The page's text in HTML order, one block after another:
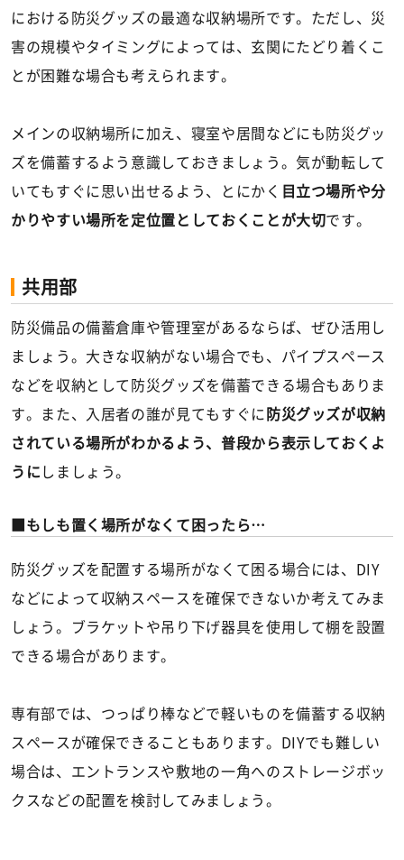
における防災グッズの最適な収納場所です。ただし、災
害の規模やタイミングによっては、玄関にたどり着くこ
とが困難な場合も考えられます。
メインの収納場所に加え、寝室や居間などにも防災グッ
ズを備蓄するよう意識しておきましょう。気が動転して
いてもすぐに思い出せるよう、とにかく
目立つ場所や分
かりやすい場所を定位置としておくことが大切です。
共用部
防災備品の備蓄倉庫や管理室があるならば、ぜひ活用し
ましょう。大きな収納がない場合でも、パイプスペース
などを収納として防災グッズを備蓄できる場合もありま
す。また、入居者の誰が見てもすぐに 防災グッズが収納
されている場所がわかるよう、普段から表示しておくよ
うに しましょう。
もしも置く場所がなくて困ったら…
防災グッズを配置する場所がなくて困る場合には、DIY
などによって収納スペースを確保できないか考えてみま
しょう。ブラケットや吊り下げ器具を使用して棚を設置
できる場合があります。
専有部では、つっぱり棒などで軽いものを備蓄する収納
スペースが確保できることもあります。DIYでも難しい
場合は、エントランスや敷地の一角へのストレージボッ
クスなどの配置を検討してみましょう。